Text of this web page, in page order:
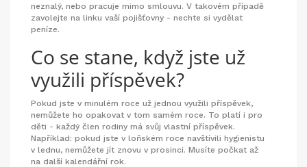
neznalý, nebo pracuje mimo smlouvu. V takovém případě
zavolejte na linku vaší pojišťovny - nechte si vydělat
peníze.
Co se stane, když jste už
využili příspěvek?
Pokud jste v minulém roce už jednou využili příspěvek,
nemůžete ho opakovat v tom samém roce. To platí i pro
děti - každý člen rodiny má svůj vlastní příspěvek.
Například: pokud jste v loňském roce navštívili hygienistu
v lednu, nemůžete jít znovu v prosinci. Musíte počkat až
na další kalendářní rok.